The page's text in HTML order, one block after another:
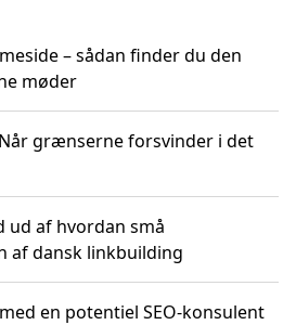
– sådan finder du den
møder
grænserne forsvinder i det
ud af hvordan små
af dansk linkbuilding
en potentiel SEO-konsulent